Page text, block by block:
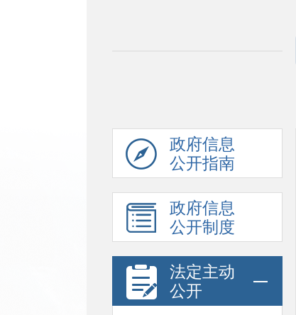
政府信息
公开指南
政府信息
公开制度
法定主动
公开